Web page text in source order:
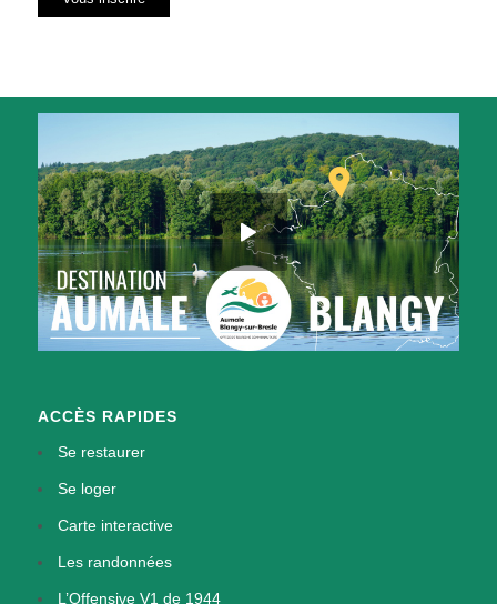
ACCÈS RAPIDES
Se restaurer
Se loger
Carte interactive
Les randonnées
L’Offensive V1 de 1944